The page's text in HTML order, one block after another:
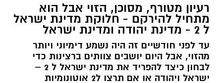
רעיון מטורף, מסוכן, הזוי אבל הוא
מתחיל להירקם - חלוקת מדינת ישראל
ל 2 - מדינת יהודה ומדינת ישראל
עד לפני חודשיים זה היה נשמע דימיוני ויותר
מהזוי, אבל היום יושבים צוותים ברצינות כדי
לבחון כיצד להפריד את מדינת ישראל ל 2 –
ישראל ויהודה או אם תרצו ל2 אוטונומיות